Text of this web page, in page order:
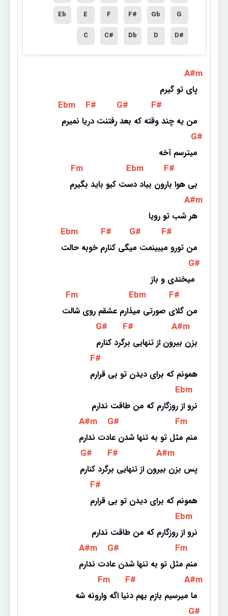
G
Gb
F#
F
E
Eb
D#
D
Db
C#
C
A#m
پای تو گیرم
Ebm F# G# F#
من یه چند وقته که بعد رفتنت دریا نمیرم
G#
میترسم آخه
Fm Ebm F#
بی هوا بارون بیاد دست کیو باید بگیرم
A#m
هر شب تو رویا
Ebm F# G# F#
من تورو میبینمت میگی کنارم خوبه حالت
G#
Fm Ebm F#
من گلای صورتی میذارم عشقم روی شالت
G# F# A#m
بزن بیرون از تنهایی برگرد کنارم
F#
همونم که برای دیدن تو بی قرارم
Ebm
نرو از روزگارم که من طاقت ندارم
A#m G# Fm
منم مثل تو به تنها شدن عادت ندارم
G# F# A#m
پس بزن بیرون از تنهایی برگرد کنارم
F#
همونم که برای دیدن تو بی قرارم
Ebm
نرو از روزگارم که من طاقت ندارم
A#m G# Fm
منم مثل تو به تنها شدن عادت ندارم
Fm F# A#m
ما میرسیم بازم بهم دنیا اگه وارونه شه
G#